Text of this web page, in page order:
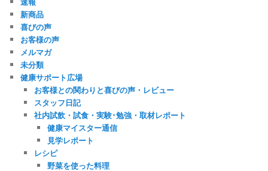
新商品
喜びの声
お客様の声
メルマガ
未分類
健康サポート広場
お客様との関わりと喜びの声・レビュー
スタッフ日記
社内試飲・試食・実験･勉強・取材レポート
健康マイスター通信
見学レポート
レシピ
野菜を使った料理